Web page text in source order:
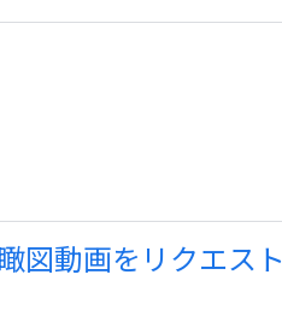
図動画をリクエスト